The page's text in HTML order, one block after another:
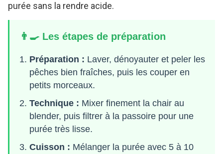
purée sans la rendre acide.
👨‍🍳 Les étapes de préparation
Préparation : Laver, dénoyauter et peler les
pêches bien fraîches, puis les couper en
petits morceaux.
Technique : Mixer finement la chair au
blender, puis filtrer à la passoire pour une
purée très lisse.
Cuisson : Mélanger la purée avec 5 à 10